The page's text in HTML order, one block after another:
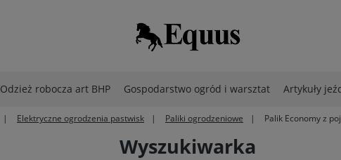
Odzież robocza art BHP Gospodarstwo ogród i warsztat Artykuły
Elektryczne ogrodzenia pastwisk Paliki ogrodzeniowe Palik Economy z
Wyszukiwarka